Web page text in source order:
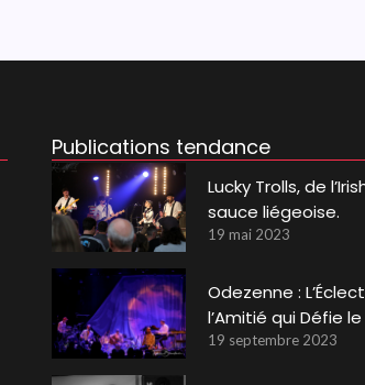
Publications tendance
Lucky Trolls, de
sauce liégeoise.
19 mai 2023
Odezenne :
l’Amitié qui Défie
19 septembre 2023